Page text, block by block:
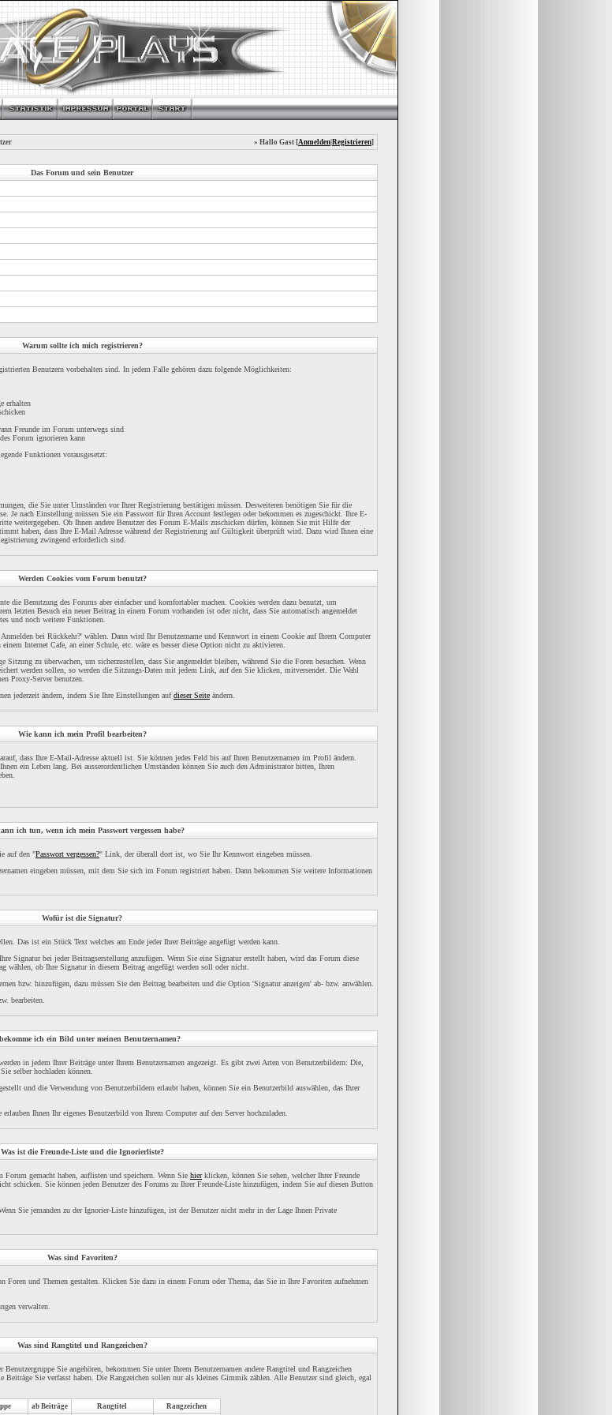
» Hallo Gast [Anmelden Registrieren]
Das Forum und sein Benutzer
Warum sollte ich mich registrieren?
Benutzern vorbehalten sind. In jedem Falle gehören dazu folgende Möglichkeiten:
erhalten
Freunde im Forum unterwegs sind
Forum ignorieren kann
Funktionen vorausgesetzt:
die Sie unter Umständen vor Ihrer Registrierung bestätigen müssen. Desweiteren benötigen Sie für die
Je nach Einstellung müssen Sie ein Passwort für Ihren Account festlegen oder bekommen es zugeschickt. Ihre E-
weitergegeben. Ob Ihnen andere Benutzer des Forum E-Mails zuschicken dürfen, können Sie mit Hilfe der
haben, dass Ihre E-Mail Adresse während der Registrierung auf Gültigkeit überprüft wird. Dazu wird Ihnen eine
zwingend erforderlich sind.
Werden Cookies vom Forum benutzt?
die Benutzung des Forums aber einfacher und komfortabler machen. Cookies werden dazu benutzt, um
letzten Besuch ein neuer Beitrag in einem Forum vorhanden ist oder nicht, dass Sie automatisch angemeldet
und noch weitere Funktionen.
bei Rückkehr?' wählen. Dann wird Ihr Benutzername und Kennwort in einem Cookie auf Ihrem Computer
Internet Cafe, an einer Schule, etc. wäre es besser diese Option nicht zu aktivieren.
zu überwachen, um sicherzustellen, dass Sie angemeldet bleiben, während Sie die Foren besuchen. Wenn
werden sollen, so werden die Sitzungs-Daten mit jedem Link, auf den Sie klicken, mitversendet. Die Wahl
Proxy-Server benutzen.
jederzeit ändern, indem Sie Ihre Einstellungen aufdieser Seite ändern.
Wie kann ich mein Profil bearbeiten?
dass Ihre E-Mail-Adresse aktuell ist. Sie können jedes Feld bis auf Ihren Benutzernamen im Profil ändern.
ein Leben lang. Bei ausserordentlichen Umständen können Sie auch den Administrator bitten, Ihren
ich tun, wenn ich mein Passwort vergessen habe?
auf den "Passwort vergessen?" Link, der überall dort ist, wo Sie Ihr Kennwort eingeben müssen.
eingeben müssen, mit dem Sie sich im Forum registriert haben. Dann bekommen Sie weitere Informationen
Wofür ist die Signatur?
Das ist ein Stück Text welches am Ende jeder Ihrer Beiträge angefügt werden kann.
Signatur bei jeder Beitragserstellung anzufügen. Wenn Sie eine Signatur erstellt haben, wird das Forum diese
wählen, ob Ihre Signatur in diesem Beitrag angefügt werden soll oder nicht.
bzw. hinzufügen, dazu müssen Sie den Beitrag bearbeiten und die Option 'Signatur anzeigen' ab- bzw. anwählen.
bearbeiten.
ich ein Bild unter meinen Benutzernamen?
werden in jedem Ihrer Beiträge unter Ihrem Benutzernamen angezeigt. Es gibt zwei Arten von Benutzerbildern: Die,
selber hochladen können.
und die Verwendung von Benutzerbildern erlaubt haben, können Sie ein Benutzerbild auswählen, das Ihrer
Ihnen Ihr eigenes Benutzerbild von Ihrem Computer auf den Server hochzuladen.
Was ist die Freunde-Liste und die Ignorierliste?
gemacht haben, auflisten und speichern. Wenn Sie hierklicken, können Sie sehen, welcher Ihrer Freunde
schicken. Sie können jeden Benutzer des Forums zu Ihrer Freunde-Liste hinzufügen, indem Sie auf diesen Button
Sie jemanden zu der Ignorier-Liste hinzufügen, ist der Benutzer nicht mehr in der Lage Ihnen Private
Was sind Favoriten?
und Themen gestalten. Klicken Sie dazu in einem Forum oder Thema, das Sie in Ihre Favoriten aufnehmen
verwalten.
Was sind Rangtitel und Rangzeichen?
Sie angehören, bekommen Sie unter Ihrem Benutzernamen andere Rangtitel und Rangzeichen
Sie verfasst haben. Die Rangzeichen sollen nur als kleines Gimmik zählen. Alle Benutzer sind gleich, egal
ab Beiträge Rangtitel Rangzeichen